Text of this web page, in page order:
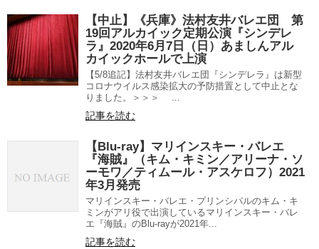
【中止】《兵庫》法村友井バレエ団 第
19回アルカイック定期公演『シンデレ
ラ』2020年6月7日（日）あましんアル
カイックホールで上演
【5/8追記】法村友井バレエ団『シンデレラ』は新型
コロナウイルス感染拡大の予防措置として中止とな
りました。＞＞＞ ...
記事を読む
【Blu-ray】マリインスキー・バレエ
『海賊』（キム・キミン／アリーナ・ソ
ーモワ／ティムール・アスケロフ）2021
年3月発売
マリインスキー・バレエ・プリンシパルのキム・キ
ミンがアリ役で出演しているマリインスキー・バレ
エ『海賊』のBlu-rayが2021年...
記事を読む